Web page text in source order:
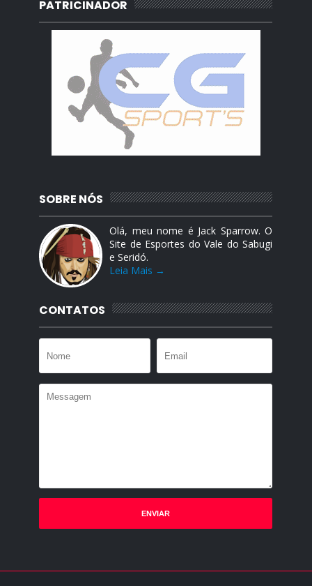
PATRICINADOR
SOBRE NÓS
Olá, meu nome é Jack Sparrow. O
Site de Esportes do Vale do Sabugi
e Seridó.
Leia Mais →
CONTATOS